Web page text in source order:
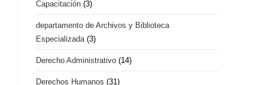
Capacitación (3)
departamento de Archivos y Biblioteca
Especializada (3)
Derecho Administrativo (14)
Derechos Humanos (31)